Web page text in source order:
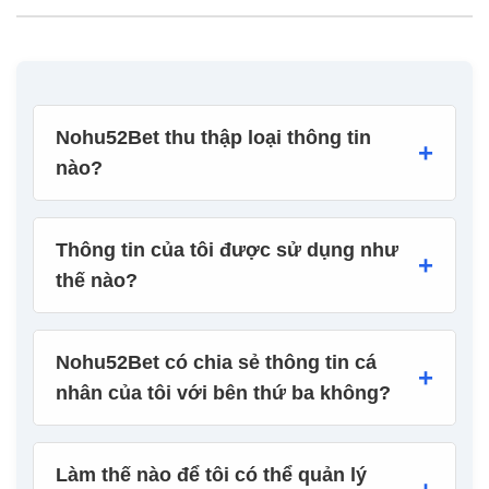
Nohu52Bet thu thập loại thông tin
nào?
+
Thông tin của tôi được sử dụng như
thế nào?
+
Nohu52Bet có chia sẻ thông tin cá
nhân của tôi với bên thứ ba không?
+
Làm thế nào để tôi có thể quản lý